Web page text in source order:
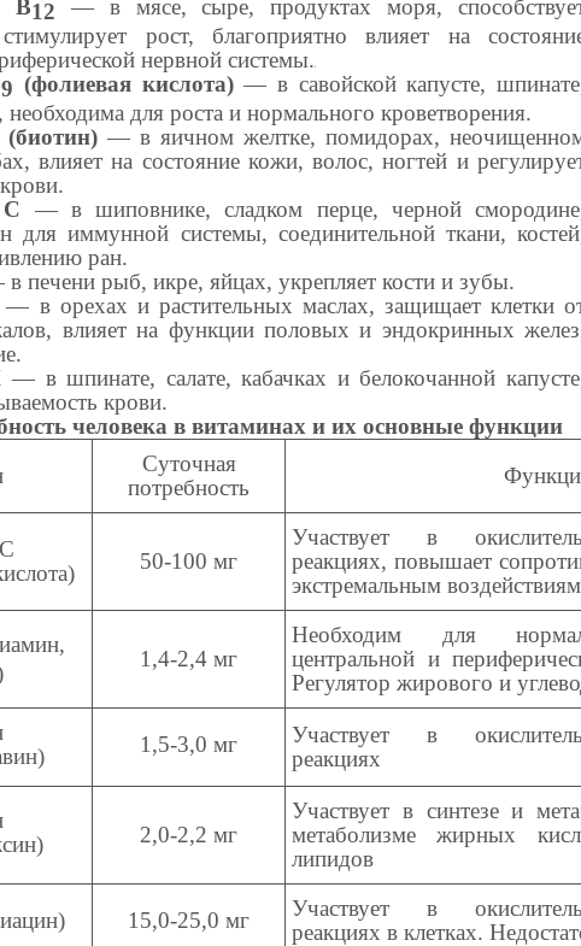
B12 — в мясе, сыре, продуктах моря,
рост, благоприятно влияет на
нервной системы.
9 (фолиевая кислота)— в савойской капусте,
для роста и нормального кроветворения.
— в яичном желтке, помидорах,
влияет на состояние кожи, волос, ногтей и
С — в шиповнике, сладком перце, черной
для иммунной системы, соединительной ткани,
ран.
печени рыб, икре, яйцах, укрепляет кости и зубы.
— в орехах и растительных маслах, защищает клетки
влияет на функции половых и эндокринных
— в шпинате, салате, кабачках и белокочанной
крови.
человека в витаминах и их основные функции
Суточная
потребность
50-100 мг
Участвует в
реакциях, повышает
экстремальным воздействиям
1,4-2,4 мг
Необходим для
центральной и
Регулятор жирового и
1,5-3,0 мг
Участвует в
реакциях
2,0-2,2 мг
Участвует в синтезе и
метаболизме жирных
липидов
15,0-25,0 мг
Участвует в
реакциях в клетках.